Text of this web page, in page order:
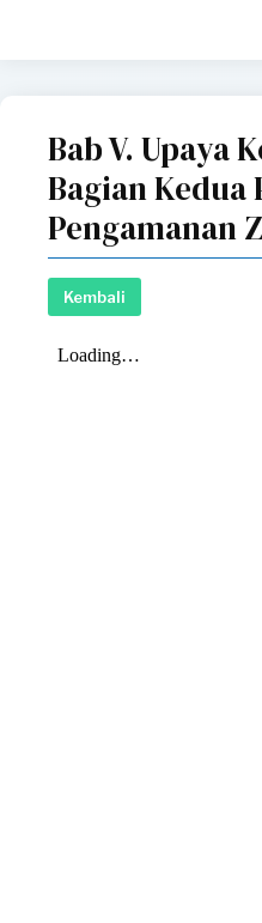
Bab V. Upaya
Bagian Kedua
Pengamanan
Kembali